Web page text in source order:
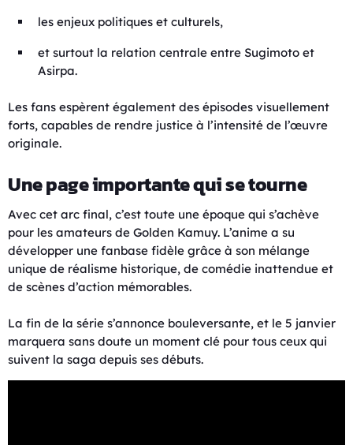
les enjeux politiques et culturels,
et surtout la relation centrale entre Sugimoto et
Asirpa.
Les fans espèrent également des épisodes visuellement
forts, capables de rendre justice à l’intensité de l’œuvre
originale.
Une page importante qui se tourne
Avec cet arc final, c’est toute une époque qui s’achève
pour les amateurs de Golden Kamuy. L’anime a su
développer une fanbase fidèle grâce à son mélange
unique de réalisme historique, de comédie inattendue et
de scènes d’action mémorables.
La fin de la série s’annonce bouleversante, et le 5 janvier
marquera sans doute un moment clé pour tous ceux qui
suivent la saga depuis ses débuts.